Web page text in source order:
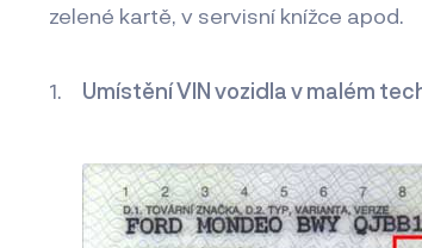
zelené kartě, v servisní knížce apod.
Umístění VIN vozidla v malém